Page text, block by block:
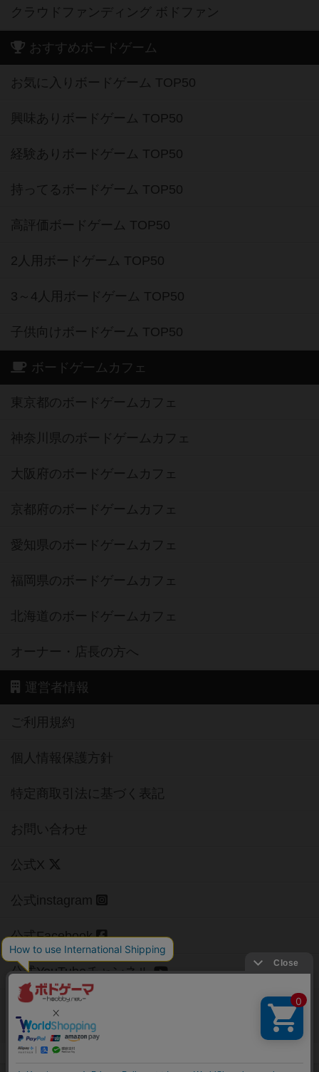
クラウドファンディング ボドファン
おすすめボードゲーム
お気に入りボードゲーム TOP50
興味ありボードゲーム TOP50
経験ありボードゲーム TOP50
持ってるボードゲーム TOP50
高評価ボードゲーム TOP50
2人用ボードゲーム TOP50
3～4人用ボードゲーム TOP50
子供向けボードゲーム TOP50
ボードゲームカフェ
東京都のボードゲームカフェ
神奈川県のボードゲームカフェ
大阪府のボードゲームカフェ
京都府のボードゲームカフェ
愛知県のボードゲームカフェ
福岡県のボードゲームカフェ
北海道のボードゲームカフェ
オーナー・店長の方へ
運営者情報
ご利用規約
個人情報保護方針
特定商取引法に基づく表記
お問い合わせ
公式X
公式instagram
公式Facebook
公式YouTubeチャンネル